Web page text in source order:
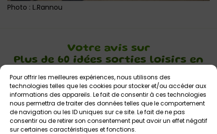
Pour offrir les meilleures expériences, nous utilisons des
technologies telles que les cookies pour stocker et/ou accéder aux
informations des appareils. Le fait de consentir à ces technologies
nous permettra de traiter des données telles que le comportement
de navigation ou les ID uniques sur ce site. Le fait de ne pas
consentir ou de retirer son consentement peut avoir un effet négatif
sur certaines caractéristiques et fonctions.
Photo : L.Rannou
Votre avis sur
Plus de 60 idées sorties loisirs en